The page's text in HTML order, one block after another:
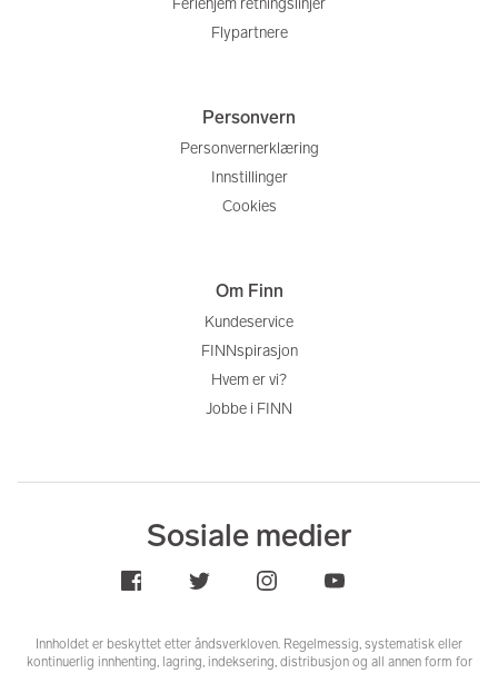
Feriehjem retningslinjer
Flypartnere
Personvern
Personvernerklæring
Innstillinger
Cookies
Om Finn
Kundeservice
FINNspirasjon
Hvem er vi?
Jobbe i FINN
Sosiale medier
Innholdet er beskyttet etter åndsverkloven. Regelmessig, systematisk eller
kontinuerlig innhenting, lagring, indeksering, distribusjon og all annen form for